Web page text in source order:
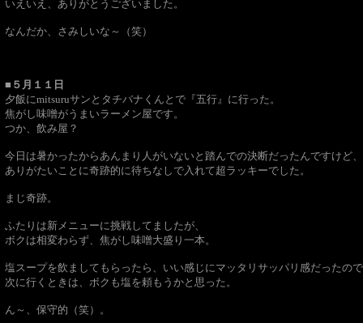
いえいえ、ありがとうございました。
なんだか、さみしいな～（笑）
■５月１１日
夕飯にmitsuruサンとタチバナくんとで『五行』に行った。
焦がし味噌がうまいラーメン屋です。
つか、飲み屋？
今日は暑かったからあんまり人がいないと踏んでの決断だったんですけど、
ありがたいことに奇跡的に待ちなしで入れて超ラッキーでした。
まじ奇跡。
ふたりは新メニューに挑戦してましたが、
ボクは相変わらず、焦がし味噌大盛り一本。
塩スープを飲ましてもらったら、いい感じにマッタリサッパリ感だったの
次に行くときは、ボクも塩を頼もうかと思った。
ん～、保守的（笑）。